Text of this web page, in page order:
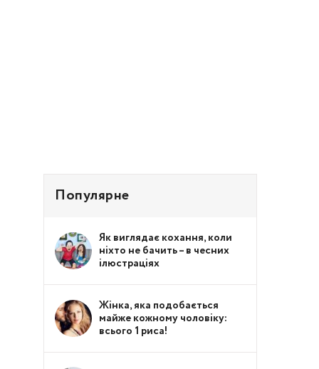
Популярне
Як виглядає кохання, коли
ніхто не бачить – в чесних
ілюстраціях
Жінка, яка подобається
майже кожному чоловіку:
всього 1 риса!